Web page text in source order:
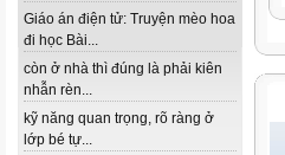
Giáo án điện tử: Truyện mèo hoa
đi học Bài...
còn ở nhà thì đúng là phải kiên
nhẫn rèn...
kỹ năng quan trọng, rõ ràng ở
lớp bé tự...